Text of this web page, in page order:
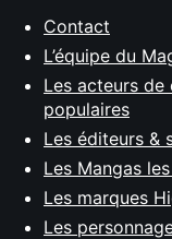
Contact
L’équipe du
Les acteurs de
populaires
Les éditeurs &
Les Mangas
Les marques
Les